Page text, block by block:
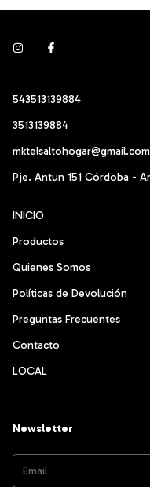
543513139884
3513139884
mktelsaltohogar@gmail.com
Pje. Antun 151 Córdoba -
INICIO
Productos
Quienes Somos
Políticas de Devolución
Preguntas Frecuentes
Contacto
LOCAL
Newsletter